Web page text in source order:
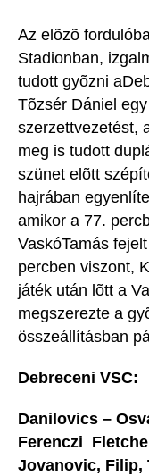
Az elõzõ
Stadionban,
tudott gyõzni
Tõzsér Dániel
szerzettvezetést,
meg is tudott
szünet elõtt
hajrában
amikor a 77.
VaskóTamás
percben viszont,
játék után lõtt a
megszerezte a
összeállításban
Debreceni VSC:
Danilovics –
Ferenczi 
Jovanovic, Filip,